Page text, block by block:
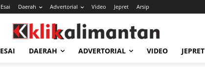
Esai Daerah Advertorial Video Jepret Arsip
ESAI DAERAH ADVERTORIAL VIDEO JEPRET